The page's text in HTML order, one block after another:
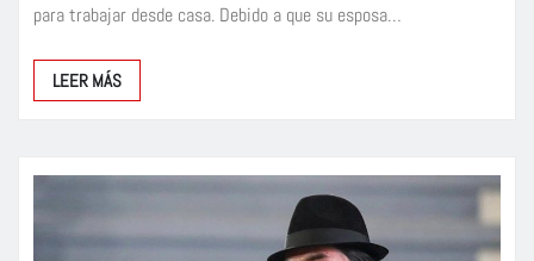
para trabajar desde casa. Debido a que su esposa…
LEER MÁS